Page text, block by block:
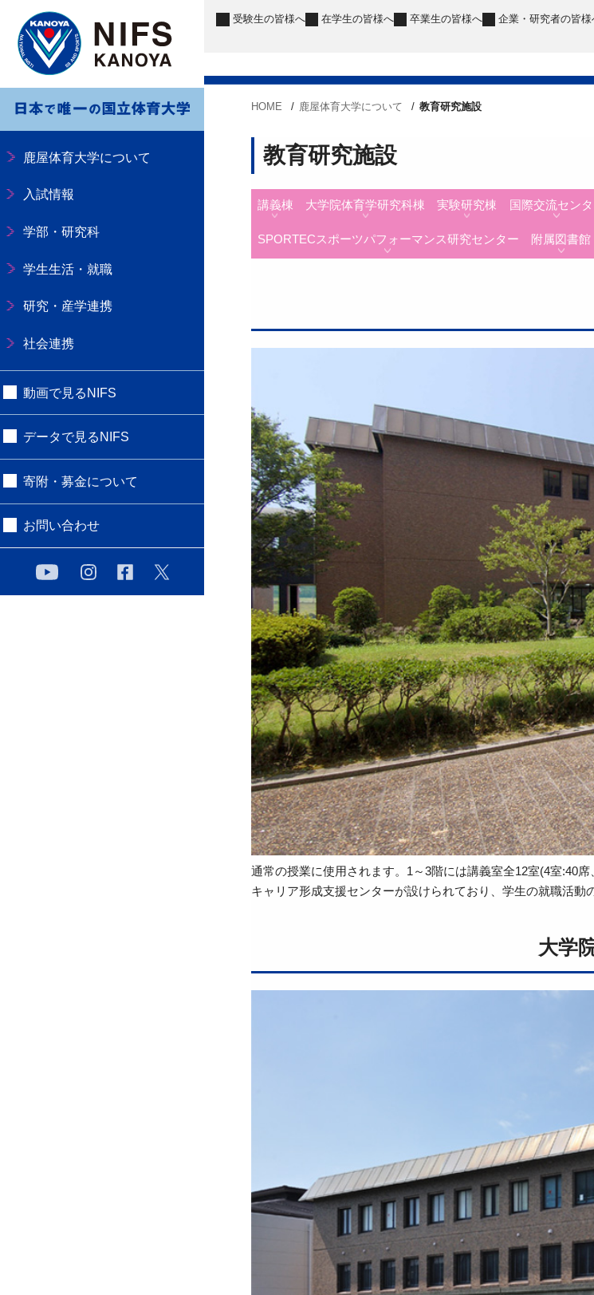
鹿屋体育大学について
入試情報
学部・研究科
学生生活・就職
研究・産学連携
社会連携
動画で見るNIFS
データで見るNIFS
寄附・募金について
お問い合わせ
受験生の皆様へ 在学生の皆様へ 卒業生の皆様へ 企業・研究者の皆様
HOME 鹿屋体育大学について 教育研究施設
教育研究施設
講義棟 大学院体育学研究科棟 実験研究棟 国際交流セン
SPORTECスポーツパフォーマンス研究センター 附属図書館
通常の授業に使用されます。1～3階には講義室全12室(4室:40
キャリア形成支援センターが設けられており、学生の就職活動
大学